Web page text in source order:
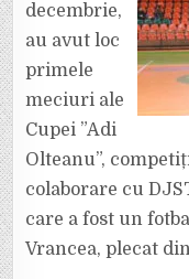
decembrie,
au avut loc
primele
meciuri ale
Cupei ”Adi
Olteanu”,
colaborare cu
care a fost un
Vrancea, plecat